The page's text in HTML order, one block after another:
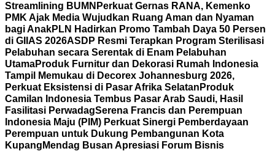
Streamlining BUMN Perkuat Gernas RANA, Kemenko
PMK Ajak Media Wujudkan Ruang Aman dan Nyaman
bagi AnakPLN Hadirkan Promo Tambah Daya 50 Persen
di GIIAS 2026ASDP Resmi Terapkan Program Sterilisasi
Pelabuhan secara Serentak di Enam Pelabuhan
UtamaProduk Furnitur dan Dekorasi Rumah Indonesia
Tampil Memukau di Decorex Johannesburg 2026,
Perkuat Eksistensi di Pasar Afrika Selatan Produk
Camilan Indonesia Tembus Pasar Arab Saudi, Hasil
Fasilitasi PerwadagSerena Francis dan Perempuan
Indonesia Maju (PIM) Perkuat Sinergi Pemberdayaan
Perempuan untuk Dukung Pembangunan Kota
Kupang Mendag Busan Apresiasi Forum Bisnis